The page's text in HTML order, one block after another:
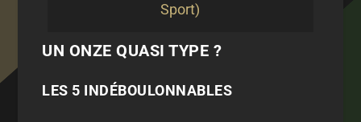
Sport)
UN ONZE QUASI TYPE ?
LES 5 INDÉBOULONNABLES